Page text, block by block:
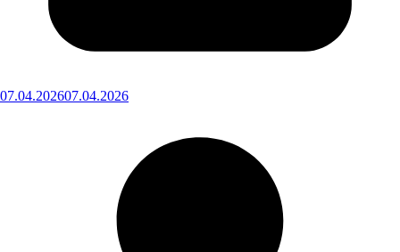
07.04.202607.04.2026